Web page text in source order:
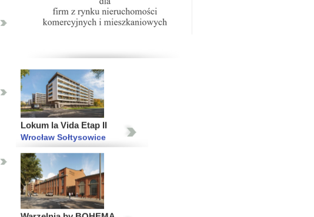
Wolne Miasto Etap VII
Gdańsk Ujeścisko-Łostowice
Lokum la Vida Etap II
Wrocław Sołtysowice
Warzelnia by BOHEMA
Warszawa Praga Północ